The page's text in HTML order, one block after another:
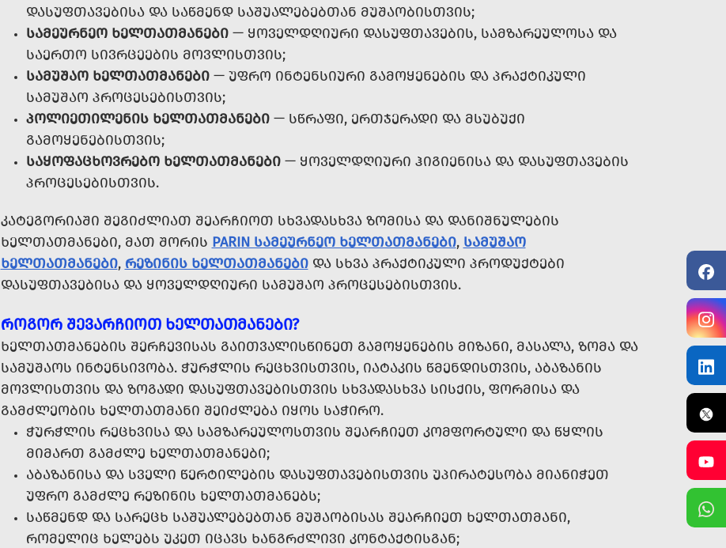
ᲓᲐᲡᲣᲤᲗᲐᲕᲔᲑᲘᲡᲐ ᲓᲐ ᲡᲐᲬᲛᲔᲜᲓ ᲡᲐᲨᲣᲐᲚᲔᲑᲔᲑᲗᲐᲜ ᲛᲣᲨᲐᲝᲑᲘᲡᲗᲕᲘᲡ;
ᲡᲐᲛᲔᲣᲠᲜᲔᲝ ᲮᲔᲚᲗᲐᲗᲛᲐᲜᲔᲑᲘ— ᲧᲝᲕᲔᲚᲓᲦᲘᲣᲠᲘ ᲓᲐᲡᲣᲤᲗᲐᲕᲔᲑᲘᲡ, ᲡᲐᲛᲖᲐᲠᲔᲣᲚᲝᲡᲐ ᲓᲐ
ᲡᲐᲔᲠᲗᲝ ᲡᲘᲕᲠᲪᲔᲔᲑᲘᲡ ᲛᲝᲕᲚᲘᲡᲗᲕᲘᲡ;
ᲡᲐᲛᲣᲨᲐᲝ ᲮᲔᲚᲗᲐᲗᲛᲐᲜᲔᲑᲘ— ᲣᲤᲠᲝ ᲘᲜᲢᲔᲜᲡᲘᲣᲠᲘ ᲒᲐᲛᲝᲧᲔᲜᲔᲑᲘᲡ ᲓᲐ ᲞᲠᲐᲥᲢᲘᲙᲣᲚᲘ
ᲡᲐᲛᲣᲨᲐᲝ ᲞᲠᲝᲪᲔᲡᲔᲑᲘᲡᲗᲕᲘᲡ;
ᲞᲝᲚᲘᲔᲗᲘᲚᲔᲜᲘᲡ ᲮᲔᲚᲗᲐᲗᲛᲐᲜᲔᲑᲘ— ᲡᲬᲠᲐᲤᲘ, ᲔᲠᲗᲯᲔᲠᲐᲓᲘ ᲓᲐ ᲛᲡᲣᲑᲣᲥᲘ
ᲒᲐᲛᲝᲧᲔᲜᲔᲑᲘᲡᲗᲕᲘᲡ;
ᲡᲐᲧᲝᲤᲐᲪᲮᲝᲕᲠᲔᲑᲝ ᲮᲔᲚᲗᲐᲗᲛᲐᲜᲔᲑᲘ— ᲧᲝᲕᲔᲚᲓᲦᲘᲣᲠᲘ ᲰᲘᲒᲘᲔᲜᲘᲡᲐ ᲓᲐ ᲓᲐᲡᲣᲤᲗᲐᲕᲔᲑᲘᲡ
ᲞᲠᲝᲪᲔᲡᲔᲑᲘᲡᲗᲕᲘᲡ.
ᲙᲐᲢᲔᲒᲝᲠᲘᲐᲨᲘ ᲨᲔᲒᲘᲫᲚᲘᲐᲗ ᲨᲔᲐᲠᲩᲘᲝᲗ ᲡᲮᲕᲐᲓᲐᲡᲮᲕᲐ ᲖᲝᲛᲘᲡᲐ ᲓᲐ ᲓᲐᲜᲘᲨᲜᲣᲚᲔᲑᲘᲡ
ᲮᲔᲚᲗᲐᲗᲛᲐᲜᲔᲑᲘ, ᲛᲐᲗ ᲨᲝᲠᲘᲡ PARIN ᲡᲐᲛᲔᲣᲠᲜᲔᲝ ᲮᲔᲚᲗᲐᲗᲛᲐᲜᲔᲑᲘ, ᲡᲐᲛᲣᲨᲐᲝ
ᲮᲔᲚᲗᲐᲗᲛᲐᲜᲔᲑᲘ, ᲠᲔᲖᲘᲜᲘᲡ ᲮᲔᲚᲗᲐᲗᲛᲐᲜᲔᲑᲘᲓᲐ ᲡᲮᲕᲐ ᲞᲠᲐᲥᲢᲘᲙᲣᲚᲘ ᲞᲠᲝᲓᲣᲥᲢᲔᲑᲘ
ᲓᲐᲡᲣᲤᲗᲐᲕᲔᲑᲘᲡᲐ ᲓᲐ ᲧᲝᲕᲔᲚᲓᲦᲘᲣᲠᲘ ᲡᲐᲛᲣᲨᲐᲝ ᲞᲠᲝᲪᲔᲡᲔᲑᲘᲡᲗᲕᲘᲡ.
ᲠᲝᲒᲝᲠ ᲨᲔᲕᲐᲠᲩᲘᲝᲗ ᲮᲔᲚᲗᲐᲗᲛᲐᲜᲔᲑᲘ?
ᲮᲔᲚᲗᲐᲗᲛᲐᲜᲔᲑᲘᲡ ᲨᲔᲠᲩᲔᲕᲘᲡᲐᲡ ᲒᲐᲘᲗᲕᲐᲚᲘᲡᲬᲘᲜᲔᲗ ᲒᲐᲛᲝᲧᲔᲜᲔᲑᲘᲡ ᲛᲘᲖᲐᲜᲘ, ᲛᲐᲡᲐᲚᲐ, ᲖᲝᲛᲐ ᲓᲐ
ᲡᲐᲛᲣᲨᲐᲝᲡ ᲘᲜᲢᲔᲜᲡᲘᲕᲝᲑᲐ. ᲭᲣᲠᲭᲚᲘᲡ ᲠᲔᲪᲮᲕᲘᲡᲗᲕᲘᲡ, ᲘᲐᲢᲐᲙᲘᲡ ᲬᲛᲔᲜᲓᲘᲡᲗᲕᲘᲡ, ᲐᲑᲐᲖᲐᲜᲘᲡ
ᲛᲝᲕᲚᲘᲡᲗᲕᲘᲡ ᲓᲐ ᲖᲝᲒᲐᲓᲘ ᲓᲐᲡᲣᲤᲗᲐᲕᲔᲑᲘᲡᲗᲕᲘᲡ ᲡᲮᲕᲐᲓᲐᲡᲮᲕᲐ ᲡᲘᲡᲥᲘᲡ, ᲤᲝᲠᲛᲘᲡᲐ ᲓᲐ
ᲒᲐᲛᲫᲚᲔᲝᲑᲘᲡ ᲮᲔᲚᲗᲐᲗᲛᲐᲜᲘ ᲨᲔᲘᲫᲚᲔᲑᲐ ᲘᲧᲝᲡ ᲡᲐᲭᲘᲠᲝ.
ᲭᲣᲠᲭᲚᲘᲡ ᲠᲔᲪᲮᲕᲘᲡᲐ ᲓᲐ ᲡᲐᲛᲖᲐᲠᲔᲣᲚᲝᲡᲗᲕᲘᲡ ᲨᲔᲐᲠᲩᲘᲔᲗ ᲙᲝᲛᲤᲝᲠᲢᲣᲚᲘ ᲓᲐ ᲬᲧᲚᲘᲡ
ᲛᲘᲛᲐᲠᲗ ᲒᲐᲛᲫᲚᲔ ᲮᲔᲚᲗᲐᲗᲛᲐᲜᲔᲑᲘ;
ᲐᲑᲐᲖᲐᲜᲘᲡᲐ ᲓᲐ ᲡᲕᲔᲚᲘ ᲬᲔᲠᲢᲘᲚᲔᲑᲘᲡ ᲓᲐᲡᲣᲤᲗᲐᲕᲔᲑᲘᲡᲗᲕᲘᲡ ᲣᲞᲘᲠᲐᲢᲔᲡᲝᲑᲐ ᲛᲘᲐᲜᲘᲭᲔᲗ
ᲣᲤᲠᲝ ᲒᲐᲛᲫᲚᲔ ᲠᲔᲖᲘᲜᲘᲡ ᲮᲔᲚᲗᲐᲗᲛᲐᲜᲔᲑᲡ;
ᲡᲐᲬᲛᲔᲜᲓ ᲓᲐ ᲡᲐᲠᲔᲪᲮ ᲡᲐᲨᲣᲐᲚᲔᲑᲔᲑᲗᲐᲜ ᲛᲣᲨᲐᲝᲑᲘᲡᲐᲡ ᲨᲔᲐᲠᲩᲘᲔᲗ ᲮᲔᲚᲗᲐᲗᲛᲐᲜᲘ,
ᲠᲝᲛᲔᲚᲘᲪ ᲮᲔᲚᲔᲑᲡ ᲣᲙᲔᲗ ᲘᲪᲐᲕᲡ ᲮᲐᲜᲒᲠᲫᲚᲘᲕᲘ ᲙᲝᲜᲢᲐᲥᲢᲘᲡᲒᲐᲜ;